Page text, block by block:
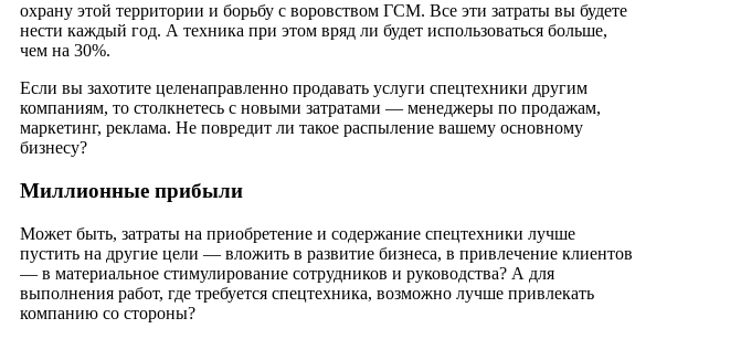
охрану этой территории и борьбу с воровством ГСМ. Все эти затраты вы будете
нести каждый год. А техника при этом вряд ли будет использоваться больше,
чем на 30%.
Если вы захотите целенаправленно продавать услуги спецтехники другим
компаниям, то столкнетесь с новыми затратами — менеджеры по продажам,
маркетинг, реклама. Не повредит ли такое распыление вашему основному
бизнесу?
Миллионные прибыли
Может быть, затраты на приобретение и содержание спецтехники лучше
пустить на другие цели — вложить в развитие бизнеса, в привлечение клиентов
— в материальное стимулирование сотрудников и руководства? А для
выполнения работ, где требуется спецтехника, возможно лучше привлекать
компанию со стороны?